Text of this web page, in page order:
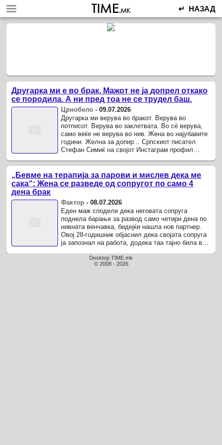
↵ НАЗАД
Другарка ми е во брак. Мажот не ја допрел откако
се породила. А ни пред тоа не се трудел баш.
Црнобело -09.07.2026
Другарка ми верува во бракот. Верува во
потписот. Верува во заклетвата. Во сè верува,
само веќе не верува во нив. Жена во најубавите
години. Желна за допир... Српскиот писател
Стефан Симиќ на својот Инстаграм профил
во која ќе се ...
„Бевме на терапија за парови и мислев дека ме
сака“: Жена се разведе од сопругот по само 4
дена брак
Фактор -08.07.2026
Еден маж сподели дека неговата сопруга
поднела барање за развод само четири дена по
нивната венчавка, бидејќи нашла нов партнер.
Овој 28-годишник објаснил дека својата сопруга
ја запознал на работа, додека таа тајно била во
Desktop TIME.mk
© 2008 - 2026